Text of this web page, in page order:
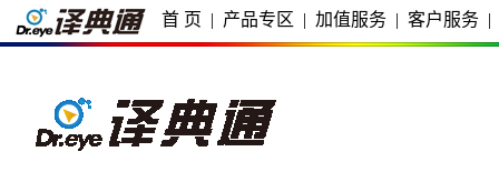
首 页 | 产品专区 | 加值服务 | 客户服务 |